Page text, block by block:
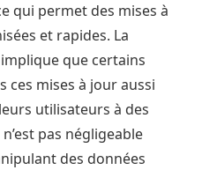
qui permet des mises à
et rapides. La
que certains
ces mises à jour aussi
utilisateurs à des
pas négligeable
des données